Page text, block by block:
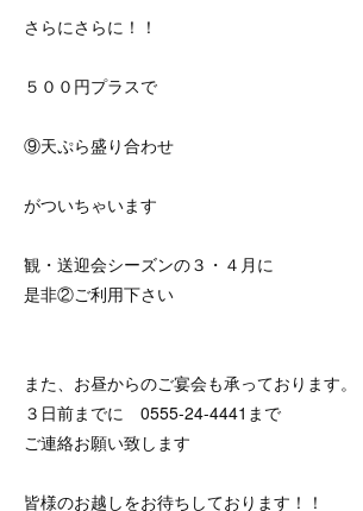
さらにさらに！！
５００円プラスで
⑨天ぷら盛り合わせ
がついちゃいます
観・送迎会シーズンの３・４月に
是非②ご利用下さい
また、お昼からのご宴会も承っております。
３日前までに 0555-24-4441まで
ご連絡お願い致します
皆様のお越しをお待ちしております！！